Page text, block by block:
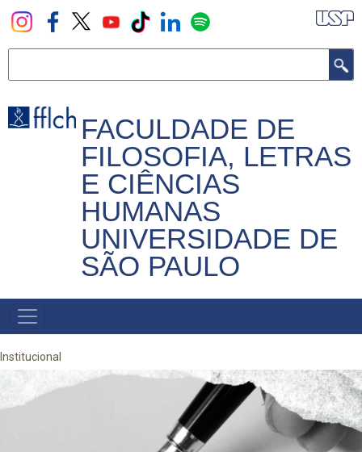
Pular
para
principal
FACULDADE DE
FILOSOFIA, LETRAS
E CIÊNCIAS
HUMANAS
UNIVERSIDADE DE
SÃO PAULO
NAVEGADOR
PRINCIPAL
Institucional